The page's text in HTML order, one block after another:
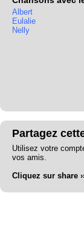
Albert
Eulalie
Nelly
Partagez
Utilisez votre
vos amis.
Cliquez sur share